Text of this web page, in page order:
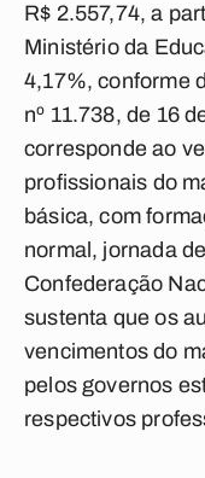
R$ 2.557,74, a
Ministério da
4,17%, conforme
nº 11.738, de 16
corresponde ao
profissionais do
básica, com
normal, jornada
Confederação
sustenta que os
vencimentos do
pelos governos
respectivos